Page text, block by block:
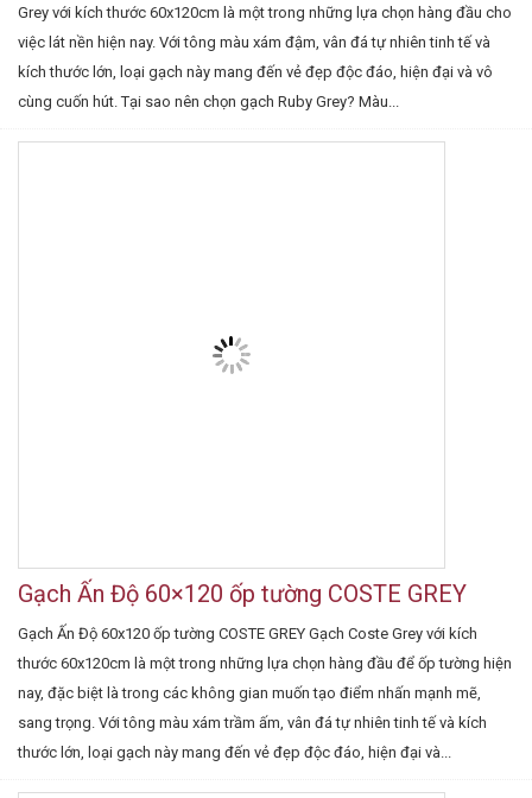
Grey với kích thước 60x120cm là một trong những lựa chọn hàng đầu cho
việc lát nền hiện nay. Với tông màu xám đậm, vân đá tự nhiên tinh tế và
kích thước lớn, loại gạch này mang đến vẻ đẹp độc đáo, hiện đại và vô
cùng cuốn hút. Tại sao nên chọn gạch Ruby Grey? Màu...
Gạch Ấn Độ 60×120 ốp tường COSTE GREY
Gạch Ấn Độ 60x120 ốp tường COSTE GREY Gạch Coste Grey với kích
thước 60x120cm là một trong những lựa chọn hàng đầu để ốp tường hiện
nay, đặc biệt là trong các không gian muốn tạo điểm nhấn mạnh mẽ,
sang trọng. Với tông màu xám trầm ấm, vân đá tự nhiên tinh tế và kích
thước lớn, loại gạch này mang đến vẻ đẹp độc đáo, hiện đại và...